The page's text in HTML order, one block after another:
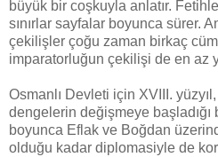
büyük bir coşkuyla anlatır.
sınırlar sayfalar boyunca sürer.
çekilişler çoğu zaman birkaç
imparatorluğun çekilişi de en az
Osmanlı Devleti için XVIII.
dengelerin değişmeye başladığı
boyunca Eflak ve Boğdan
olduğu kadar diplomasiyle de